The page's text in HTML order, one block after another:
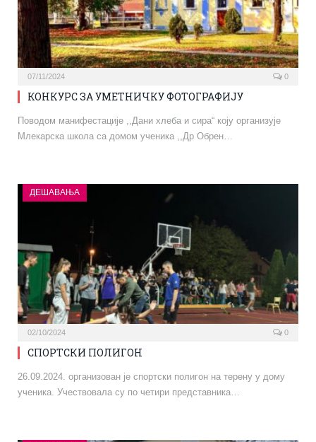
07/11/2024 0
КОНКУРС ЗА УМЕТНИЧКУ ФОТОГРАФИЈУ
Поводом манифестације ,,Дани хлеба и сира“ коју организује
Млекарска школа са домом ученика ,,Др Обрен…
ДЕШАВАЊА
02/10/2024 0
СПОРТСКИ ПОЛИГОН
26.09.2024. организован је спортски полигон на терену у дому
ученика. Учествовала су по четири представника…